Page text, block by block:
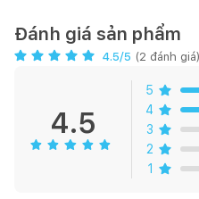
thước 80x100
Đánh giá sản phẩm
4.5/5 (2 đánh giá)
4.5
5
4
3
2
1